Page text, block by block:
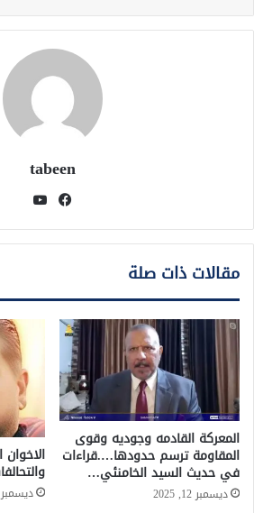
tabeen
فيسبوك
مقالات ذات صلة
المعركة القادمه وجوديه وقوى
المقاومة ترسم حدودها….قراءات
في حديث السيد الخامنئي…
ديسمبر 12, 2025 ديسمبر 15, 2024